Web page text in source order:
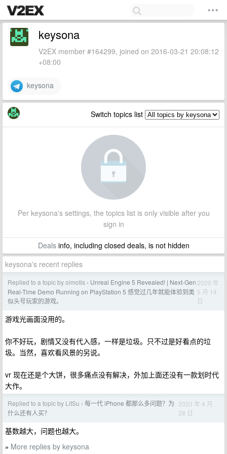
keysona
V2EX member #164299, joined on 2016-03-21 20:08:12
+08:00
keysona
Switch topics list
Per keysona's settings, the topics list is only visible after you
sign in
Dealsinfo, including closed deals, is not hidden
keysona's recent replies
Replied to a topic by oimotis › Unreal Engine 5 Revealed! | Next-Gen
Real-Time Demo Running on PlayStation 5 感觉过几年就能体验到类
似头号玩家的游戏。
2020 年
5 月 14
日
游戏光画面没用的。
你不好玩，剧情又没有代入感，一样是垃圾。只不过是好看点的垃
圾。当然，喜欢看风景的另说。
vr 现在还是个大饼，很多痛点没有解决，外加上面还没有一款划时代
大作。
Replied to a topic by LitSu › 每一代 iPhone 都那么多问题？为
什么还有人买？
2020 年 4 月
28 日
基数越大，问题也越大。
» More replies by keysona